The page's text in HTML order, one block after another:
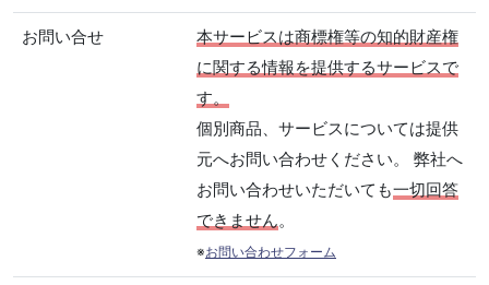
お問い合せ
本サービスは商標権等の知的財産権
に関する情報を提供するサービスで
す。
個別商品、サービスについては提供
元へお問い合わせください。 弊社へ
お問い合わせいただいても一切回答
できません。
※お問い合わせフォーム